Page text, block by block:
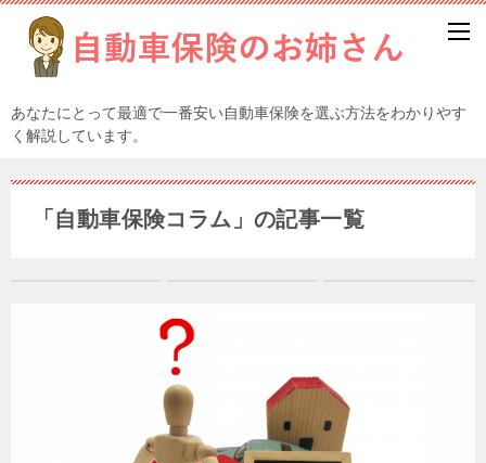
あなたにとって最適で一番安い自動車保険を選ぶ方法をわかりやす
く解説しています。
「自動車保険コラム」の記事一覧